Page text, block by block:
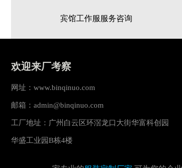
宾馆工作服服务咨询
欢迎来厂考察
网址：www.binqinuo.com
邮箱：admin@binqinuo.com
工厂地址：广州白云区环滘龙口大街华富科创园
华盛工业园B栋4楼